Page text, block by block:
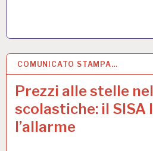
COMUNICATO STAMPA…
Prezzi alle stelle
scolastiche: il SISA
l’allarme
11 APR 2025